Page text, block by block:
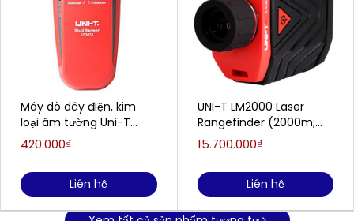
Máy dò dây điện, kim
loại âm tường Uni-T
UT387A
420.000₫
Liên hệ
UNI-T LM2000 Laser
Rangefinder (2000m;
8X)
15.700.000₫
Liên hệ